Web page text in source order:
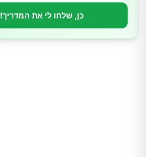
10.קסאווה
11.ביצים
כן, שלחו לי את המדריך!